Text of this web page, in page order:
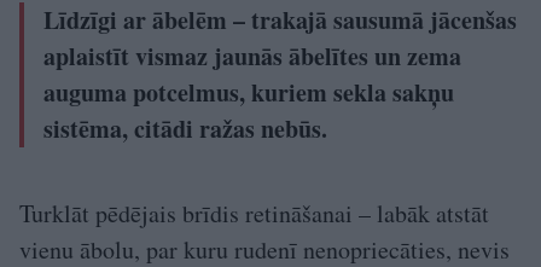
Līdzīgi ar ābelēm – trakajā sausumā jācenšas
aplaistīt vismaz jaunās ābelītes un zema
auguma potcelmus, kuriem sekla sakņu
sistēma, citādi ražas nebūs.
Turklāt pēdējais brīdis retināšanai – labāk atstāt
vienu ābolu, par kuru rudenī nenopriecāties, nevis